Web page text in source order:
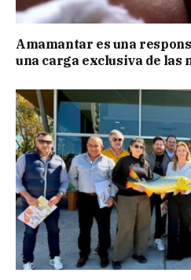
Amamantar es una
una carga exclusiva de las